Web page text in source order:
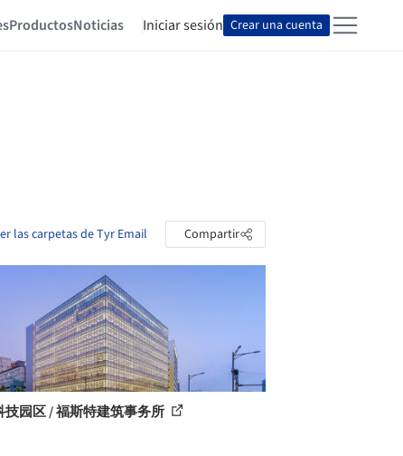
ProductosNoticias Iniciar sesión Crear una cuenta
las carpetas de Tyr Email Compartir
技园区 / 福斯特建筑事务所